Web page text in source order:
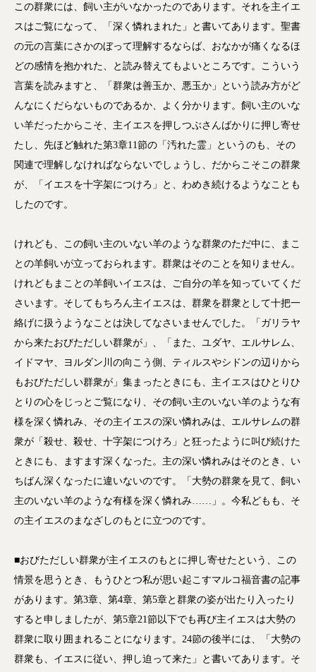
この群衆には、飼い主がいなかったのであります。それを主イエ
スはご覧になって、「深く憐れまれた」と書いてあります。聖書
の元の言葉にさかのぼって理解するならば、おなかが痛くなるほ
どの感情を抱かれた、と読み替えてもよいところです。こういう
言葉を読みますと、「群衆は善玉か、悪玉か」という読み方がど
んなにくだらないものであるか、よく分かります。飼い主のいな
い羊だったからこそ、主イエスを押しつぶさんばかりに押し寄せ
たし、先ほど触れた第3章11節の「汚れた霊」というのも、その
関連で理解しなければならないでしょうし、だからこそこの群衆
が、「イエスを十字架につけろ」と、わめき続けるようなことも
したのです。
けれども、この飼い主のいない羊のような群衆のただ中に、まこ
との羊飼いが立っておられます。群衆はそのことを知りません。
けれどもまことの羊飼いイエスは、ご自分の羊を知っていてくだ
さいます。そしてもちろん主イエスは、群衆を群衆として十把一
絡げに扱うようなことは決してなさいませんでした。「ガリラヤ
から来たおびただしい群衆が」、「また、ユダヤ、エルサレム、
イドマヤ、ヨルダン川の向こう側、ティルスやシドンの辺りから
もおびただしい群衆が」集まったときにも、主イエスはひとりひ
とりの心をじっとご覧になり、その飼い主のいない羊のような有
様を深く憐れみ、その主イエスの深い憐れみは、エルサレムの群
衆が「殺せ、殺せ、十字架につけろ」と狂ったように叫び続けた
ときにも、ますます深くなった。主の深い憐れみはそのとき、い
ちばん深くなったに違いないのです。「大勢の群衆を見て、飼い
主のいない羊のような有様を深く憐れみ……」。今私どもも、そ
の主イエスのまなざしのもとに立つのです。
■おびただしい群衆が主イエスのもとに押し寄せたという、この
情景を思うとき、もうひとつ私が思い起こすマルコ福音書の記事
があります。第3章、第4章、第5章と群衆の姿が出たり入ったり
すると申しましたが、第5章21節以下でも再び主イエスは大勢の
群衆に取り囲まれることになります。24節の後半には、「大勢の
群衆も、イエスに従い、押し迫って来た」と書いてあります。そ